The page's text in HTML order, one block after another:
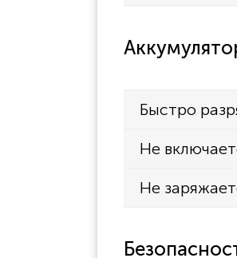
Быстро
Не
Не